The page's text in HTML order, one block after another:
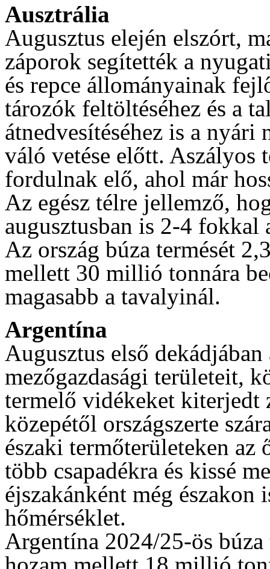
Ausztrália
Augusztus elején elszórt,
záporok segítették a
és repce állományainak
tározók feltöltéséhez és a
átnedvesítéséhez is a nyári
váló vetése előtt. Aszályos
fordulnak elő, ahol már
Az egész télre jellemző,
augusztusban is 2-4
Az ország búza termését
mellett 30 millió tonnára
magasabb a tavalyinál.
Argentína
Augusztus első
mezőgazdasági területeit,
termelő vidékeket kiterjedt
közepétől országszerte
északi termőterületeken az
több csapadékra és kissé
éjszakánként még
hőmérséklet.
Argentína 2024/25-ös